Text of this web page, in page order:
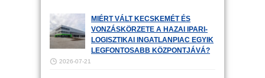
MIÉRT VÁLT KECSKEMÉT ÉS
VONZÁSKÖRZETE A HAZAI IPARI-
LOGISZTIKAI INGATLANPIAC EGYIK
LEGFONTOSABB KÖZPONTJÁVÁ?
2026-07-21